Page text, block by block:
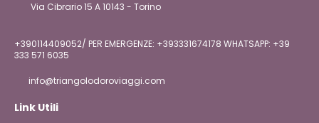
Via Cibrario 15 A 10143 - Torino
+390114409052/ PER EMERGENZE: +393331674178 WHATSAPP: +39
333 571 6035
info@triangolodoroviaggi.com
Link Utili